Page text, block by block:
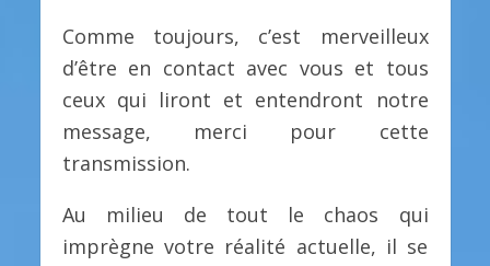
Comme toujours, c’est merveilleux
d’être en contact avec vous et tous
ceux qui liront et entendront notre
message, merci pour cette
transmission.
Au milieu de tout le chaos qui
imprègne votre réalité actuelle, il se